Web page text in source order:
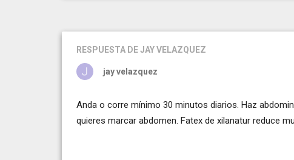
RESPUESTA DE JAY VELAZQUEZ
jay velazquez
Anda o corre mínimo 30 minutos diarios. Haz
quieres marcar abdomen. Fatex de xilanatur reduce